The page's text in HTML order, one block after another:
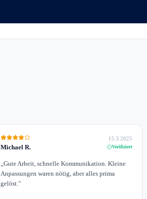
Michael R.
15.3.2025
Verifiziert
Gute Arbeit, schnelle Kommunikation. Kleine
Anpassungen waren nötig, aber alles prima
gelöst. "